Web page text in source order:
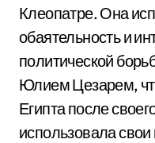
Клеопатре. Она
обаятельность и
политической
Юлием Цезарем,
Египта после
использовала